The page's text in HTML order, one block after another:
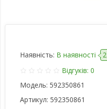
Наявність: В наявності
2
Відгуків: 0
Модель: 592350861
Артикул: 592350861